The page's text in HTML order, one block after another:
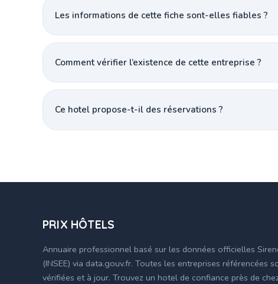
Les informations de cette fiche sont-elles fiables ?
Comment vérifier l’existence de cette entreprise ?
Ce hotel propose-t-il des réservations ?
PRIX HÔTELS
Annuaire professionnel basé sur les données officielles
(INSEE) via data.gouv.fr. Toutes les entreprises référencées
vérifiées et à jour. Trouvez un hotel de confiance près de